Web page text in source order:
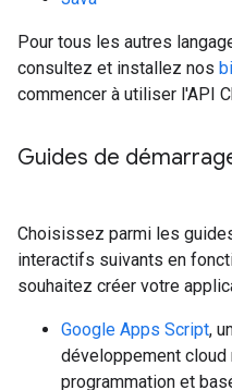
Pour tous les autres
consultez et installez nos
commencer à utiliser l'API
Guides de
Choisissez parmi les
interactifs suivants en
souhaitez créer votre
Google Apps Script,
développement
programmation et